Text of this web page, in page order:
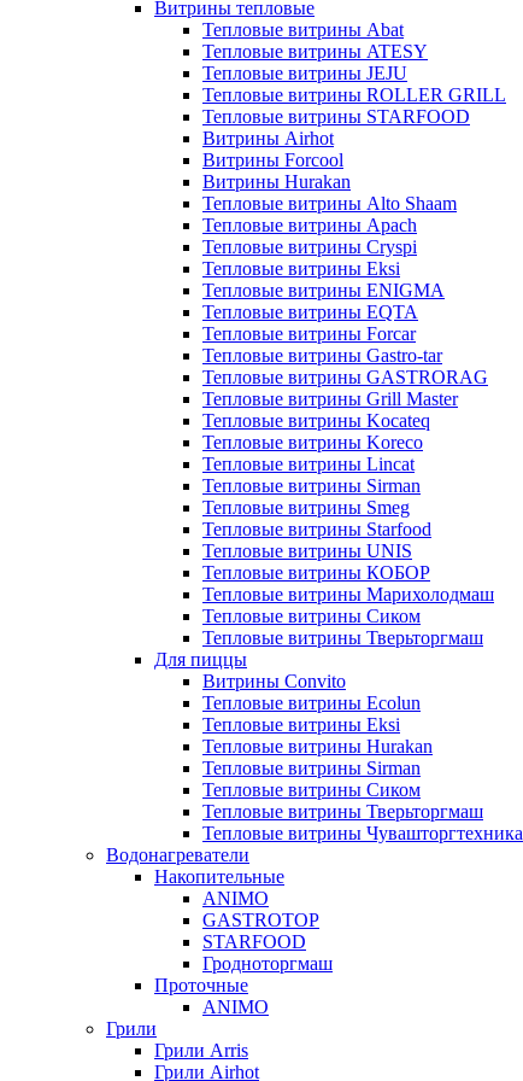
Витрины тепловые
Тепловые витрины Abat
Тепловые витрины ATESY
Тепловые витрины JEJU
Тепловые витрины ROLLER GRILL
Тепловые витрины STARFOOD
Витрины Airhot
Витрины Forcool
Витрины Hurakan
Тепловые витрины Alto Shaam
Тепловые витрины Apach
Тепловые витрины Cryspi
Тепловые витрины Eksi
Тепловые витрины ENIGMA
Тепловые витрины EQTA
Тепловые витрины Forcar
Тепловые витрины Gastro-tar
Тепловые витрины GASTRORAG
Тепловые витрины Grill Master
Тепловые витрины Kocateq
Тепловые витрины Koreco
Тепловые витрины Lincat
Тепловые витрины Sirman
Тепловые витрины Smeg
Тепловые витрины Starfood
Тепловые витрины UNIS
Тепловые витрины КОБОР
Тепловые витрины Марихолодмаш
Тепловые витрины Сиком
Тепловые витрины Тверьторгмаш
Для пиццы
Витрины Convito
Тепловые витрины Ecolun
Тепловые витрины Eksi
Тепловые витрины Hurakan
Тепловые витрины Sirman
Тепловые витрины Сиком
Тепловые витрины Тверьторгмаш
Тепловые витрины Чувашторгтехника
Водонагреватели
Накопительные
ANIMO
GASTROTOP
STARFOOD
Гродноторгмаш
Проточные
ANIMO
Грили
Грили Arris
Грили Airhot